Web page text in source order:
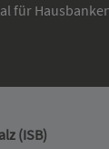
für
(ISB)